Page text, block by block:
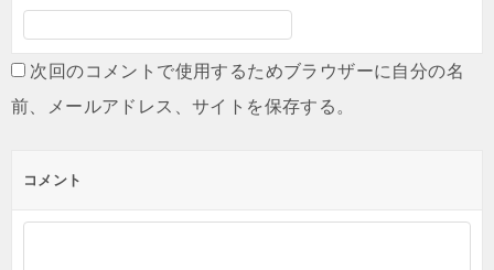
次回のコメントで使用するためブラウザーに自分の名
前、メールアドレス、サイトを保存する。
コメント